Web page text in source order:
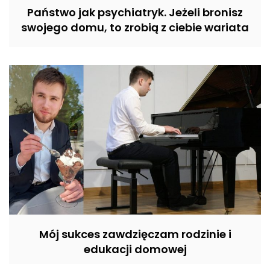
Państwo jak psychiatryk. Jeżeli bronisz
swojego domu, to zrobią z ciebie wariata
Mój sukces zawdzięczam rodzinie i
edukacji domowej